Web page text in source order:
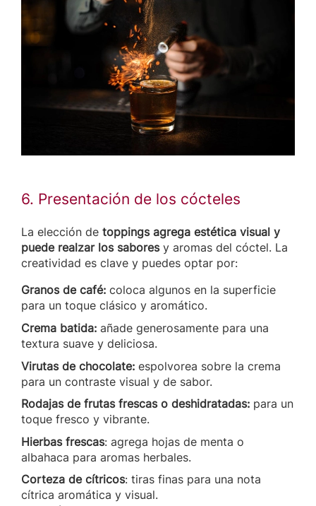
6. Presentación de los cócteles
La elección de toppings agrega estética visual y
puede realzar los saboresy aromas del cóctel. La
creatividad es clave y puedes optar por:
Granos de café: coloca algunos en la superficie
para un toque clásico y aromático.
Crema batida: añade generosamente para una
textura suave y deliciosa.
Virutas de chocolate: espolvorea sobre la crema
para un contraste visual y de sabor.
Rodajas de frutas frescas o deshidratadas: para un
toque fresco y vibrante.
Hierbas frescas: agrega hojas de menta o
albahaca para aromas herbales.
Corteza de cítricos: tiras finas para una nota
cítrica aromática y visual.